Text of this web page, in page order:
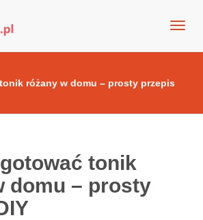
różany w domu – prosty przepis
tonik
domu – prosty